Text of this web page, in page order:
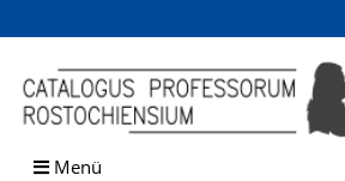
Browsen
direkt zum Inhalt
Menü